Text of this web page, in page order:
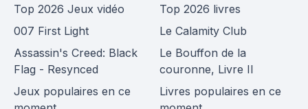
Top 2026 Jeux vidéo
007 First Light
Assassin's Creed: Black
Flag - Resynced
Jeux populaires en ce
Top 2026 livres
Le Calamity Club
Le Bouffon de la
couronne, Livre II
Livres populaires en ce